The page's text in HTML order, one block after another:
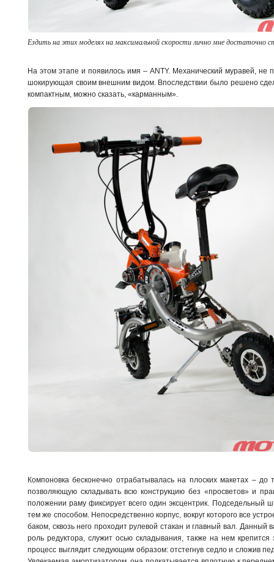
Ездить на этих моделях на максимальной скорости лично мне достаточно
На этом этапе и появилось имя – ANTY. Механический муравей, не
шокирующая своим внешним видом. Впоследствии было решено
компактным, можно сказать, «карманным».
Компоновка бесконечно отрабатывалась на плоских макетах – до
позволяющую складывать всю конструкцию без «просветов» и
положении раму фиксирует всего один эксцентрик. Подседельный
тем же способом. Непосредственно корпус, вокруг которого все
баком, сквозь него проходит рулевой стакан и главный вал.
роль редуктора, служит осью складывания, также на нем крепится
процесс выглядит следующим образом: отстегнув седло и сложив